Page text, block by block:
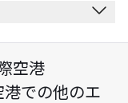
ます。
空港
港での他のエ